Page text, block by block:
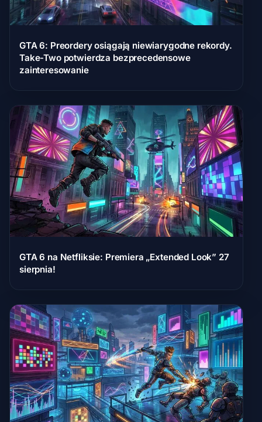
GTA 6: Preordery osiągają niewiarygodne rekordy.
Take-Two potwierdza bezprecedensowe
zainteresowanie
GTA 6 na Netfliksie: Premiera „Extended Look” 27
sierpnia!